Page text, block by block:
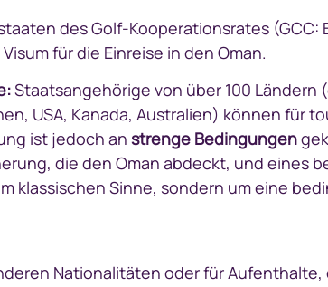
des Golf-Kooperationsrates (GCC:
für die Einreise in den Oman.
Staatsangehörige von über 100
USA, Kanada, Australien) können für
ist jedoch an strenge Bedingungen
die den Oman abdeckt, und eines
klassischen Sinne, sondern um eine
Nationalitäten oder für